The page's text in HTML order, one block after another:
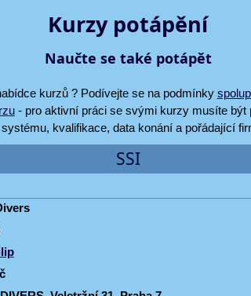
Kurzy potápění
Naučte se také potápět
kurzů ? Podívejte se na podmínky
- pro aktivní práci se svými kurzy musíte být
kvalifikace, data konání a pořádající
SSI